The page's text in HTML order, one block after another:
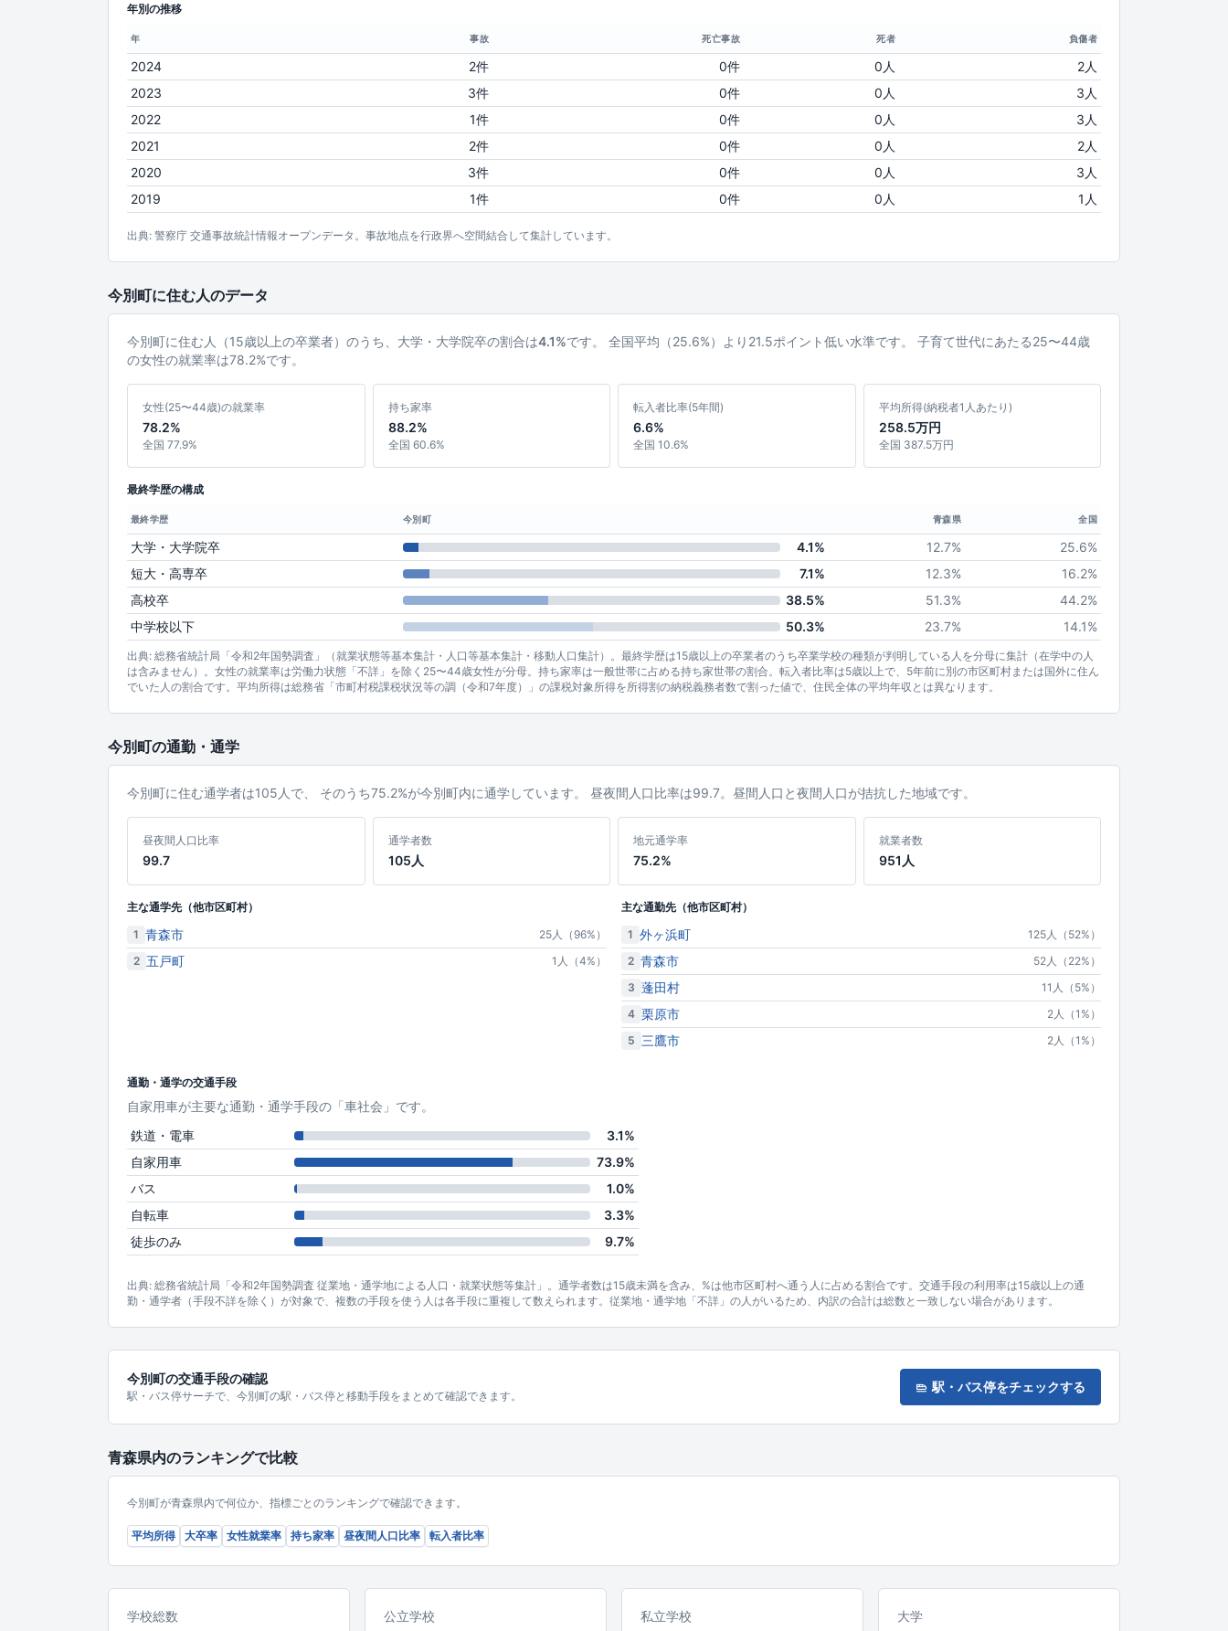
年別の推移
年 事故 死亡事故 死者 負傷者
2024 2件 0件 0人
2人
2023
3件 0件 0人
3人
2022
1件 0件 0人
3人
2021
2件 0件 0人
2人
2020
3件 0件 0人
3人
2019
1件 0件 0人 1人
出典: 警察庁 交通事故統計情報オープンデータ。事故地点を行政界へ空間結合して集計しています。
今別町に住む人のデータ
今別町に住む人（15歳以上の卒業者）のうち、大学・大学院卒の割合は4.1%です。 全国平均（25.6%）より21.5ポイント低い水準です。 子育て世代にあたる25〜44歳
の女性の就業率は78.2%です。
女性(25〜44歳)の就業率
78.2%
全国 77.9%
持ち家率
88.2%
全国 60.6%
転入者比率(5年間)
6.6%
全国 10.6%
平均所得(納税者1人あたり)
258.5万円
全国 387.5万円
最終学歴の構成
最終学歴 今別町 青森県 全国
大学・大学院卒 4.1% 12.7%
25.6%
短大・高専卒
7.1% 12.3%
16.2%
高校卒
38.5% 51.3%
44.2%
中学校以下
50.3% 23.7% 14.1%
出典: 総務省統計局「令和2年国勢調査」（就業状態等基本集計・人口等基本集計・移動人口集計）。最終学歴は15歳以上の卒業者のうち卒業学校の種類が判明している人を分母に集計（在学中の人
は含みません）。女性の就業率は労働力状態「不詳」を除く25〜44歳女性が分母。持ち家率は一般世帯に占める持ち家世帯の割合。転入者比率は5歳以上で、5年前に別の市区町村または国外に住ん
でいた人の割合です。平均所得は総務省「市町村税課税状況等の調（令和7年度）」の課税対象所得を所得割の納税義務者数で割った値で、住民全体の平均年収とは異なります。
今別町の通勤・通学
今別町に住む通学者は105人で、 そのうち75.2%が今別町内に通学しています。 昼夜間人口比率は99.7。昼間人口と夜間人口が拮抗した地域です。
昼夜間人口比率
99.7
通学者数
105人
地元通学率
75.2%
就業者数
951人
主な通学先（他市区町村）
1 青森市
25人（96%）
2 五戸町 1人（4%）
主な通勤先（他市区町村）
1 外ヶ浜町
125人（52%）
2 青森市
52人（22%）
3 蓬田村
11人（5%）
4 栗原市
2人（1%）
5 三鷹市 2人（1%）
通勤・通学の交通手段
自家用車が主要な通勤・通学手段の「車社会」です。
鉄道・電車
3.1%
自家用車
73.9%
バス
1.0%
自転車
3.3%
徒歩のみ
9.7%
出典: 総務省統計局「令和2年国勢調査 従業地・通学地による人口・就業状態等集計」。通学者数は15歳未満を含み、%は他市区町村へ通う人に占める割合です。交通手段の利用率は15歳以上の通
勤・通学者（手段不詳を除く）が対象で、複数の手段を使う人は各手段に重複して数えられます。従業地・通学地「不詳」の人がいるため、内訳の合計は総数と一致しない場合があります。
今別町の交通手段の確認
駅・バス停サーチで、今別町の駅・バス停と移動手段をまとめて確認できます。
駅・バス停をチェックする
青森県内のランキングで比較
今別町が青森県内で何位か、指標ごとのランキングで確認できます。
平均所得 大卒率 女性就業率 持ち家率 昼夜間人口比率 転入者比率
学校総数 公立学校 私立学校 大学